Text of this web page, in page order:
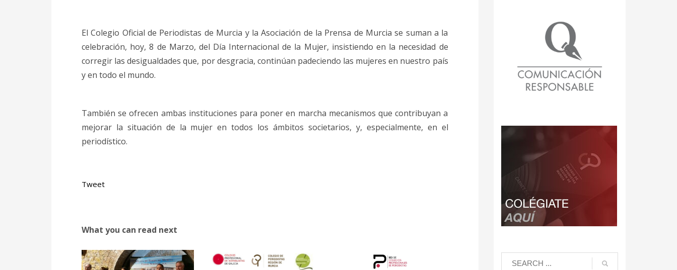
El Colegio Oficial de Periodistas de Murcia y la Asociación de la Prensa de Murcia se suman a la
celebración, hoy, 8 de Marzo, del Día Internacional de la Mujer, insistiendo en la necesidad de
corregir las desigualdades que, por desgracia, continúan padeciendo las mujeres en nuestro país
y en todo el mundo.
También se ofrecen ambas instituciones para poner en marcha mecanismos que contribuyan a
mejorar la situación de la mujer en todos los ámbitos societarios, y, especialmente, en el
periodístico.
Tweet
What you can read next